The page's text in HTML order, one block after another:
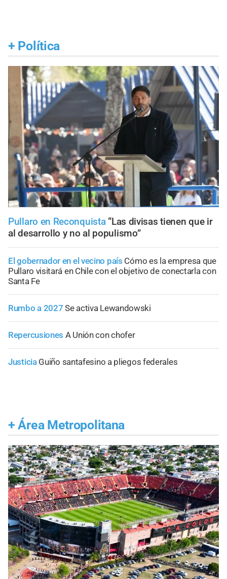
+ Política
Pullaro en Reconquista “Las divisas tienen que ir
al desarrollo y no al populismo”
El gobernador en el vecino país Cómo es la empresa que
Pullaro visitará en Chile con el objetivo de conectarla con
Santa Fe
Rumbo a 2027 Se activa Lewandowski
Repercusiones A Unión con chofer
Justicia Guiño santafesino a pliegos federales
+ Área Metropolitana